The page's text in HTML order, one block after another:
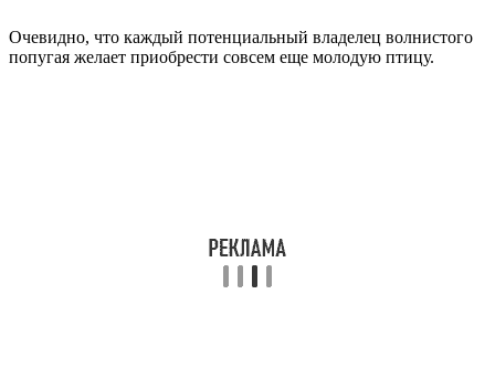
Очевидно, что каждый потенциальный владелец волнистого
попугая желает приобрести совсем еще молодую птицу.